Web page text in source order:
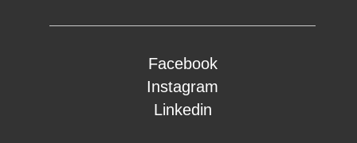
Facebook
Instagram
Linkedin